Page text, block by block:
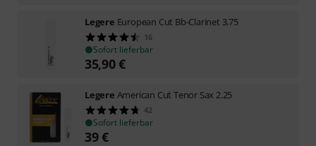
Legere European Cut Bb-Clarinet 3.75
16
Sofort lieferbar
35,90€
Legere American Cut Tenor Sax 2.25
42
Sofort lieferbar
39€